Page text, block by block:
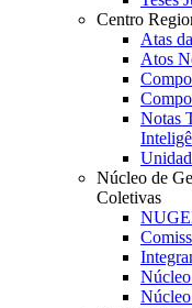
Centro
Atas
Atos
Notas
Núcleo de
Coletivas
Núcleo